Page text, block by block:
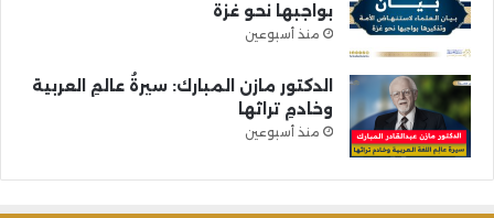
بواجبها نحو غزة
منذ أسبوعين
الدكتور مازن المبارك: سيرةُ عالمِ العربية
وخادمِ تراثها
منذ أسبوعين